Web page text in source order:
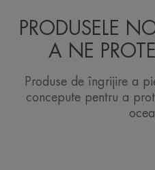
PRODUSELE
A NE
Produse de îngrijire a
concepute pentru a